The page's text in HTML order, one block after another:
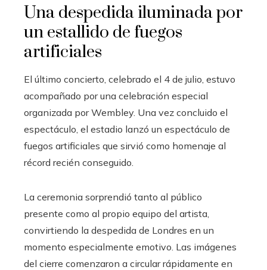
Una despedida iluminada por
un estallido de fuegos
artificiales
El último concierto, celebrado el 4 de julio, estuvo
acompañado por una celebración especial
organizada por Wembley. Una vez concluido el
espectáculo, el estadio lanzó un espectáculo de
fuegos artificiales que sirvió como homenaje al
récord recién conseguido.
La ceremonia sorprendió tanto al público
presente como al propio equipo del artista,
convirtiendo la despedida de Londres en un
momento especialmente emotivo. Las imágenes
del cierre comenzaron a circular rápidamente en